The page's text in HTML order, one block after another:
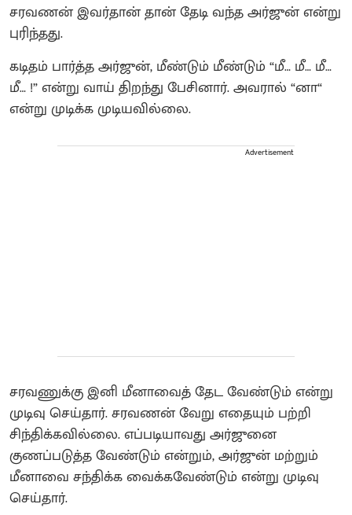
சரவணன் இவர்தான் தான் தேடி வந்த அர்ஜுன் என்று
புரிந்தது.
கடிதம் பார்த்த அர்ஜுன், மீண்டும் மீண்டும் “மீ… மீ… மீ…
மீ… !” என்று வாய் திறந்து பேசினார். அவரால் “னா“
என்று முடிக்க முடியவில்லை.
Advertisement
சரவணுக்கு இனி மீனாவைத் தேட வேண்டும் என்று
முடிவு செய்தார். சரவணன் வேறு எதையும் பற்றி
சிந்திக்கவில்லை. எப்படியாவது அர்ஜுனை
குணப்படுத்த வேண்டும் என்றும், அர்ஜுன் மற்றும்
மீனாவை சந்திக்க வைக்கவேண்டும் என்று முடிவு
செய்தார்.